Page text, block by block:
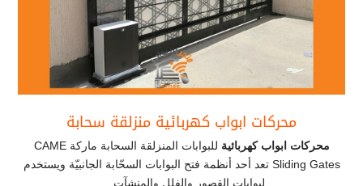
محركات ابواب كهربائية منزلقة سحابة
محركات ابواب كهربائية
للبوابات المنزلقة السحابة ماركة CAME
Sliding Gates تعد أحد أنظمة فتح البوابات السحّابة الجانبيّة ويستخدم
لبوابات القصور والفلل والمنشآت …